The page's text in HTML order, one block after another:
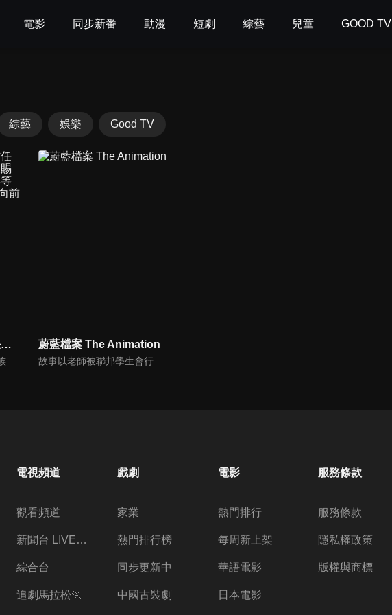
電影 同步新番 動漫 短劇 綜藝 兒童 GOOD TV
綜藝 娛樂 Good TV
差點在迷宮深處被信任的夥伴殺掉，但靠著天賜技能「無限扭蛋」獲得等級 9999 的夥伴，我要向前隊友和世界展開復仇＆「給他們好看！」 蔚藍檔案 The Animation
故事以老師被聯邦學生會行政官七神琳叫醒，得知聯邦學生會長突然失蹤開始。與面對前來直轄區質詢的學生組織幹部們見面後，老師指揮她們與越獄的逃犯們交戰，來到了夏萊所屬建築前。在夏萊的地下室裡，七神琳撿起地上的希迪姆的箱子交給老師。
電視頻道
觀看頻道
新聞台 LIVE 直播
綜合台
追劇馬拉松🏃
戲劇
家業
熱門排行榜
同步更新中
中國古裝劇
電影
熱門排行
每周新上架
華語電影
日本電影
服務條款
服務條款
隱私權政策
版權與商標